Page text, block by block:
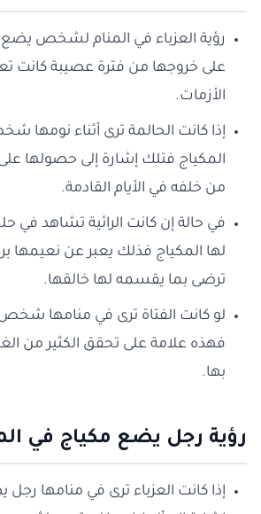
رؤية العزباء في المنام لشخص يضع
على خروجها من فترة عصيبة كانت
الأزمات.
إذا كانت الحالمة ترى أثناء نومها
المكياج فتلك إشارة إلى حصولها
من خلفه في الأيام القادمة.
في حالة إن كانت الرائية تشاهد
لها المكياج فذلك يعبر عن نعيمها
ترضى بما يقسمه لها خالقها.
لو كانت الفتاة ترى في منامها
فهذه علامة على تحقق الكثير من
بها.
رؤية رجل يضع مكياج في
إذا كانت العزباء ترى في منامها